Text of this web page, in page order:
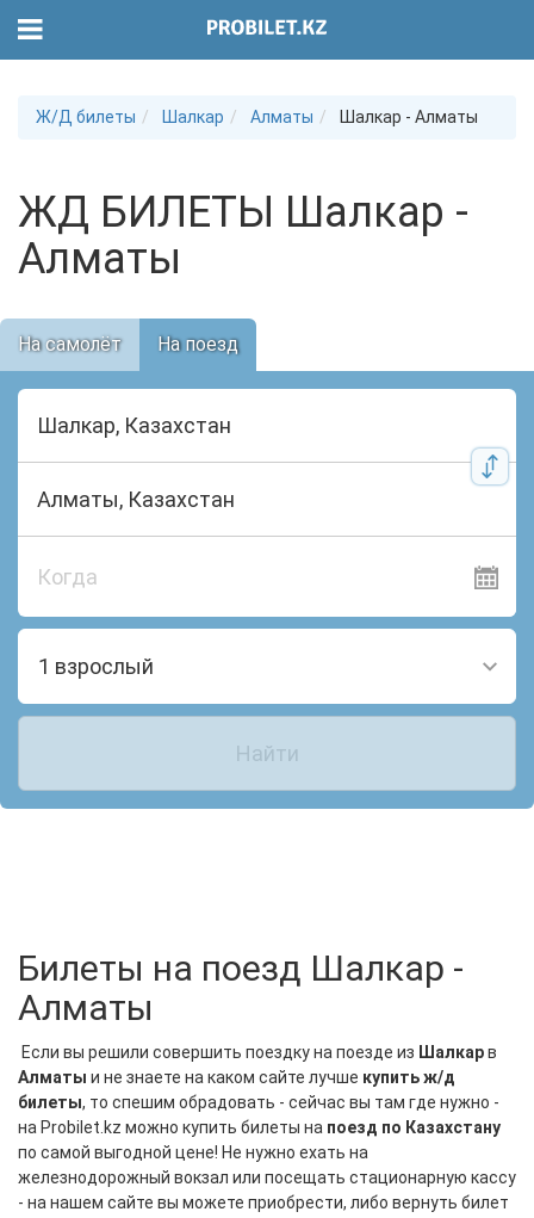
Ж/Д билеты Шалкар Алматы Шалкар - Алматы
ЖД БИЛЕТЫ Шалкар -
Алматы
На самолёт На поезд
Когда
1 взрослый
Найти
Билеты на поезд Шалкар -
Алматы
Если вы решили совершить поездку на поезде из Шалкарв
Алматы и не знаете на каком сайте лучше купить ж/д
билеты, то спешим обрадовать - сейчас вы там где нужно -
на Probilet.kz можно купить билеты на поезд по Казахстану
по самой выгодной цене! Не нужно ехать на
железнодорожный вокзал или посещать стационарную кассу
- на нашем сайте вы можете приобрести, либо вернуть билет